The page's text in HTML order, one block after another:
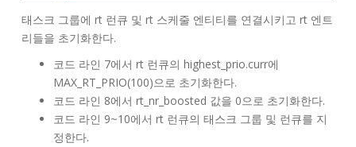
태스크 그룹에 rt 런큐 및 rt 스케줄 엔티티를 연결시키고 rt 엔트
리들을 초기화한다.
코드 라인 7에서 rt 런큐의 highest_prio.curr에
MAX_RT_PRIO(100)으로 초기화한다.
코드 라인 8에서 rt_nr_boosted 값을 0으로 초기화한다.
코드 라인 9~10에서 rt 런큐의 태스크 그룹 및 런큐를 지
정한다.